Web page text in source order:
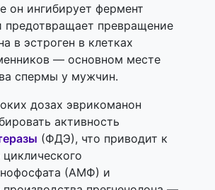
он ингибирует фермент
предотвращает превращение
в эстроген в клетках
— основном месте
спермы у мужчин.
дозах эврикоманон
активность
(ФДЭ), что приводит к
(АМФ) и